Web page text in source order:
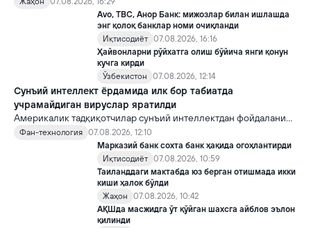
топшириш механизми ҳали ноаниқ. Таҳлилчилар фикрича, бу
Кремлда ворислик жангига олиб келиши мумкин.
Avo, TBC, Анор Банк: мижозлар билан ишлашда
энг қолоқ банклар номи очиқланди
Иқтисодиёт 07.08.2026, 16:16
Ҳайвонларни рўйхатга олиш бўйича янги қонун
кучга кирди
Ўзбекистон
07.08.2026, 12:14
Сунъий интеллект ёрдамида илк бор табиатда
учрамайдиган вируслар яратилди
Америкалик тадқиқотчилар сунъий интеллектдан фойдаланиб
16 та вирус яратди. Бу кашфиёт янги ютуқларга умид уйғотиш
билан бирга, ундан нотўғри мақсадда фойдаланиш борасидаги
хавотирларни ҳам кучайтирмоқда.
Фан-технология 07.08.2026, 12:10
Марказий банк сохта банк ҳақида огоҳлантирди
Иқтисодиёт 07.08.2026, 10:59
Таиланддаги мактабда юз берган отишмада икки
киши ҳалок бўлди
Жаҳон
07.08.2026, 10:42
АҚШда масжидга ўт қўйган шахсга айблов эълон
қилинди